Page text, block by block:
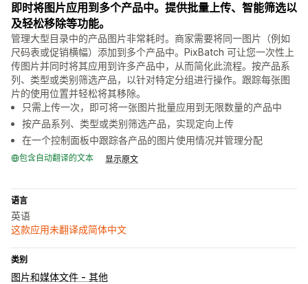
即时将图片应用到多个产品中。提供批量上传、智能筛选以
及轻松移除等功能。
管理大型目录中的产品图片非常耗时。商家需要将同一图片（例如
尺码表或促销横幅）添加到多个产品中。PixBatch 可让您一次性上
传图片并同时将其应用到许多产品中，从而简化此流程。按产品系
列、类型或类别筛选产品，以针对特定分组进行操作。跟踪每张图
片的使用位置并轻松将其移除。
只需上传一次，即可将一张图片批量应用到无限数量的产品中
按产品系列、类型或类别筛选产品，实现定向上传
在一个控制面板中跟踪各产品的图片使用情况并管理分配
包含自动翻译的文本 显示原文
语言
英语
这款应用未翻译成简体中文
类别
图片和媒体文件 - 其他